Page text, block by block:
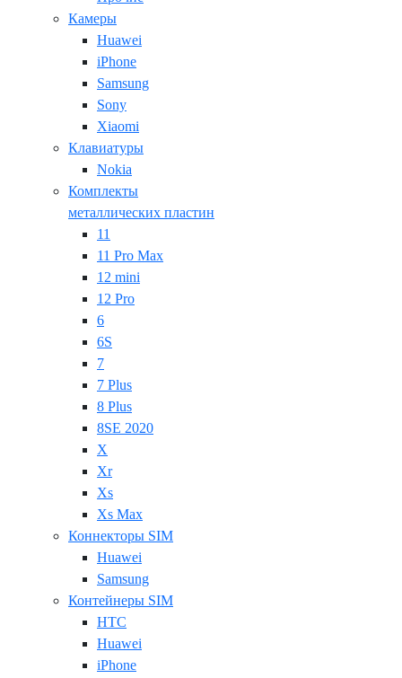
Камеры
Huawei
iPhone
Samsung
Sony
Xiaomi
Клавиатуры
Nokia
Комплекты
металлических пластин
11
11 Pro Max
12 mini
12 Pro
6
6S
7
7 Plus
8 Plus
8SE 2020
X
Xr
Xs
Xs Max
Коннекторы SIM
Huawei
Samsung
Контейнеры SIM
HTC
Huawei
iPhone